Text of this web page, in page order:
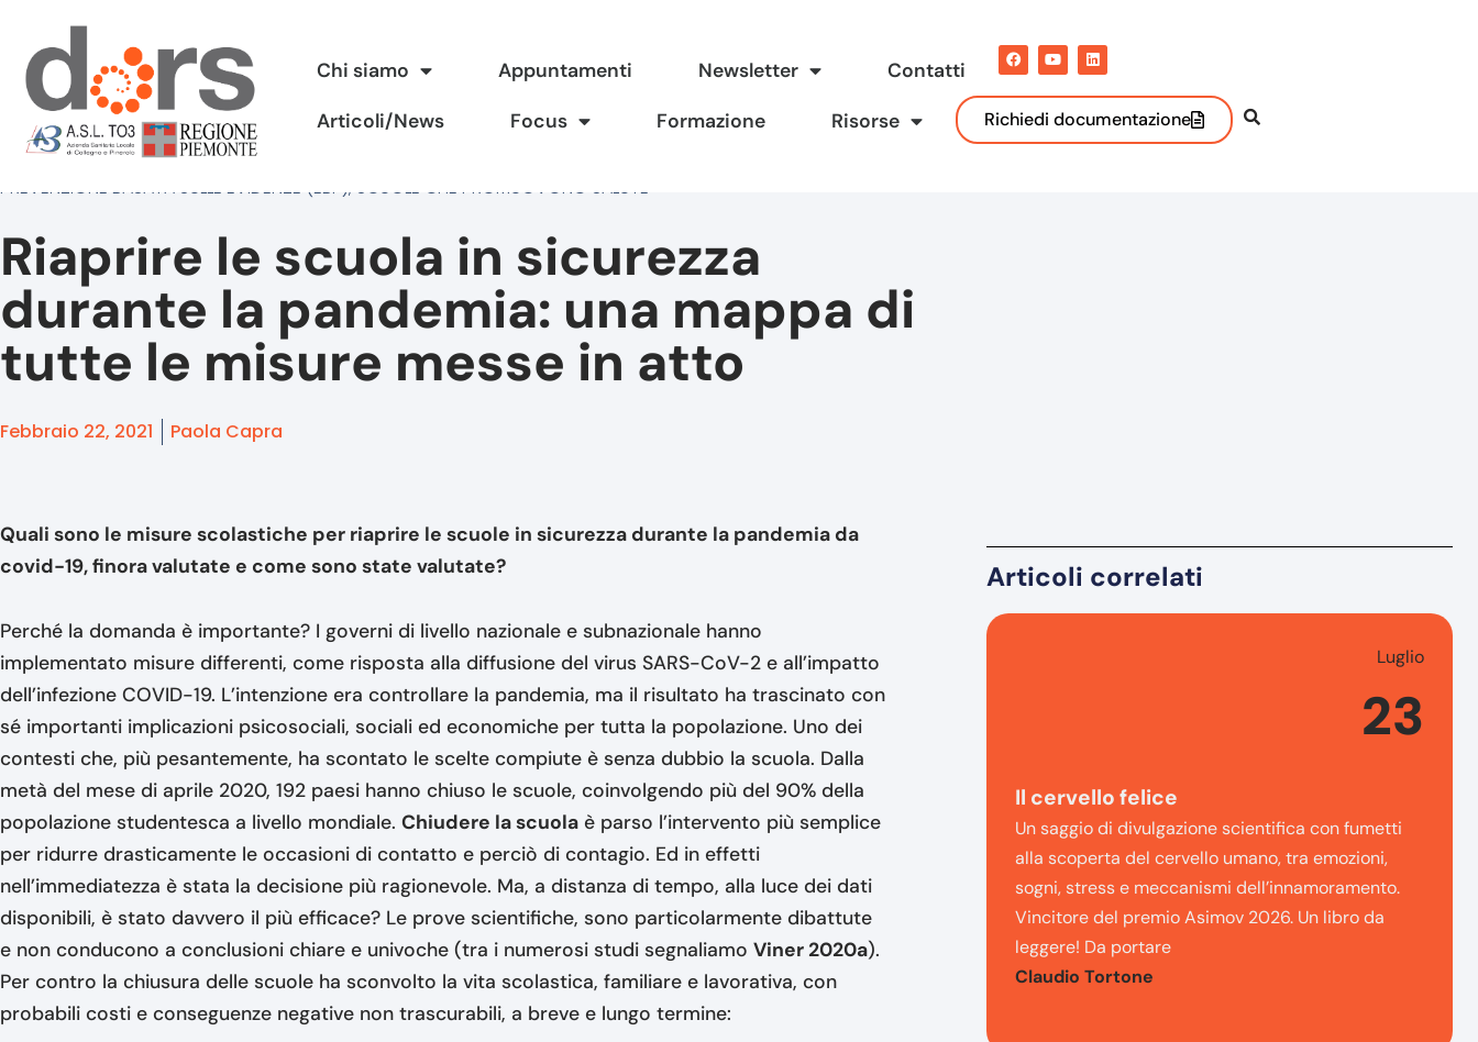
Vai
al
contenuto
Chi siamo Appuntamenti Newsletter Contatti
Articoli/News Focus Formazione Risorse Richiedi documentazione
PREVENZIONE BASATA SULLE EVIDENZE (EBP), SCUOLE CHE PROMUOVONO SALUTE
Riaprire le scuola in sicurezza
durante la pandemia: una mappa di
tutte le misure messe in atto
Febbraio 22, 2021 Paola Capra
Quali sono le misure scolastiche per riaprire le scuole in sicurezza durante la pandemia da
covid-19, finora valutate e come sono state valutate?
Perché la domanda è importante? I governi di livello nazionale e subnazionale hanno
implementato misure differenti, come risposta alla diffusione del virus SARS-CoV-2 e all’impatto
dell’infezione COVID-19. L’intenzione era controllare la pandemia, ma il risultato ha trascinato con
sé importanti implicazioni psicosociali, sociali ed economiche per tutta la popolazione. Uno dei
contesti che, più pesantemente, ha scontato le scelte compiute è senza dubbio la scuola. Dalla
metà del mese di aprile 2020, 192 paesi hanno chiuso le scuole, coinvolgendo più del 90% della
popolazione studentesca a livello mondiale. Chiudere la scuola è parso l’intervento più semplice
per ridurre drasticamente le occasioni di contatto e perciò di contagio. Ed in effetti
nell’immediatezza è stata la decisione più ragionevole. Ma, a distanza di tempo, alla luce dei dati
disponibili, è stato davvero il più efficace? Le prove scientifiche, sono particolarmente dibattute
e non conducono a conclusioni chiare e univoche (tra i numerosi studi segnaliamo Viner 2020a).
Per contro la chiusura delle scuole ha sconvolto la vita scolastica, familiare e lavorativa, con
probabili costi e conseguenze negative non trascurabili, a breve e lungo termine:
Articoli correlati
Luglio
23
Il cervello felice
Un saggio di divulgazione scientifica con fumetti
alla scoperta del cervello umano, tra emozioni,
sogni, stress e meccanismi dell’innamoramento.
Vincitore del premio Asimov 2026. Un libro da
leggere! Da portare
Claudio Tortone